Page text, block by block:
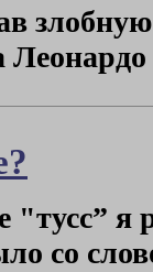
"тусс” я
со